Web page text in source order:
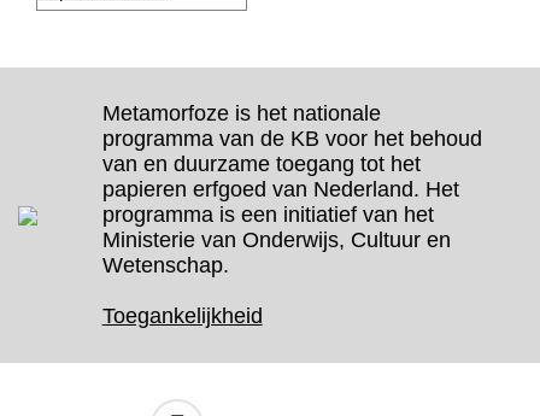
Metamorfoze is het nationale
programma van de KB voor het behoud
van en duurzame toegang tot het
papieren erfgoed van Nederland. Het
programma is een initiatief van het
Ministerie van Onderwijs, Cultuur en
Wetenschap.
Toegankelijkheid